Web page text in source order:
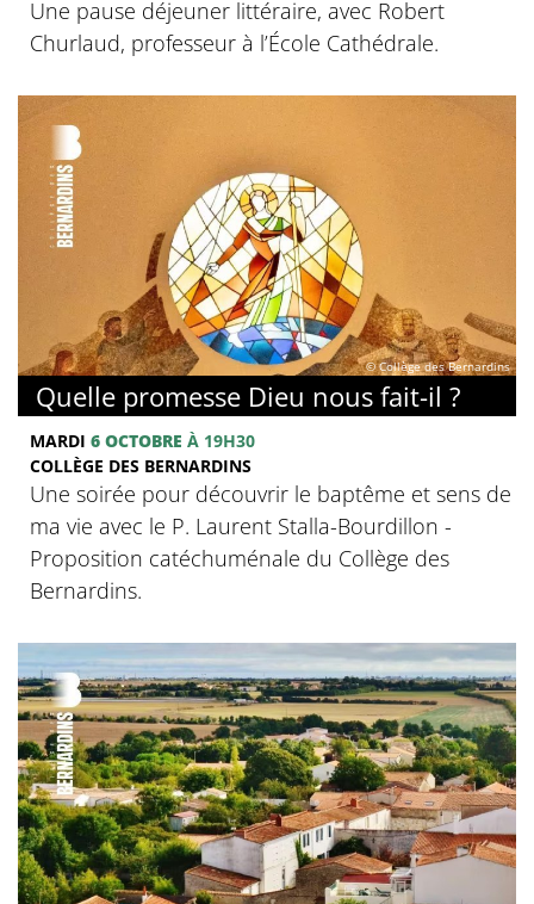
Une pause déjeuner littéraire, avec Robert
Churlaud, professeur à l’École Cathédrale.
© Collège des Bernardins
Quelle promesse Dieu nous fait-il ?
MARDI 6 OCTOBRE À 19H30
COLLÈGE DES BERNARDINS
Une soirée pour découvrir le baptême et sens de
ma vie avec le P. Laurent Stalla-Bourdillon -
Proposition catéchuménale du Collège des
Bernardins.